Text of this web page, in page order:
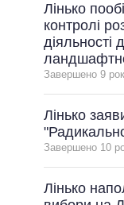
Лінько
контролі
діяльності
Завершено 9
Лінько
Завершено 10
Лінько